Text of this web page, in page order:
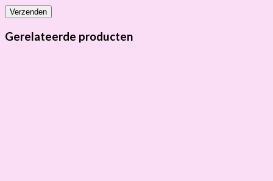
Gerelateerde producten